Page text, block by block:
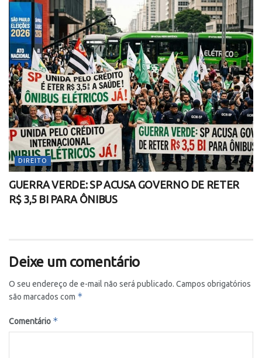
DIREITO
GUERRA VERDE: SP ACUSA GOVERNO DE RETER
R$ 3,5 BI PARA ÔNIBUS
Deixe um comentário
O seu endereço de e-mail não será publicado. Campos obrigatórios
são marcados com *
Comentário *